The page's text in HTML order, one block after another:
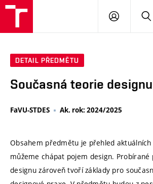
PŘIHLÁSIT
DETAIL PŘEDMĚTU
Současná teorie designu
FaVU-STDES Ak. rok: 2024/2025
Obsahem předmětu je přehled
můžeme chápat pojem design. Probírané
designu zároveň tvoří základy pro